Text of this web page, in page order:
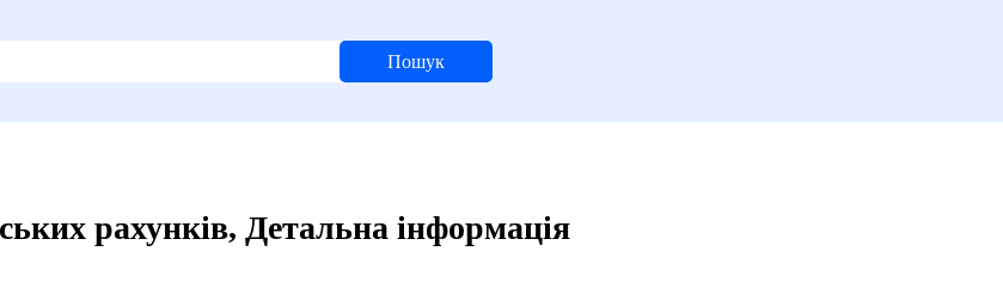
Пошук
рахунків, Детальна інформація